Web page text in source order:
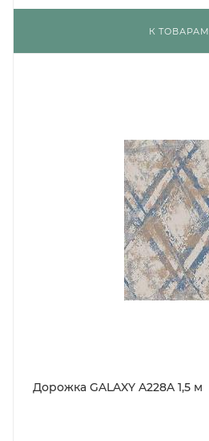
К ТОВАРАМ
Дорожка GALAXY A228A 1,5 м